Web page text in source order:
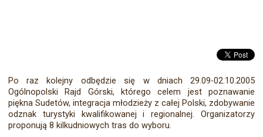
Po raz kolejny odbędzie się w dniach 29.09-02.10.2005
Ogólnopolski Rajd Górski, którego celem jest poznawanie
piękna Sudetów, integracja młodzieży z całej Polski, zdobywanie
odznak turystyki kwalifikowanej i regionalnej. Organizatorzy
proponują 8 kilkudniowych tras do wyboru.